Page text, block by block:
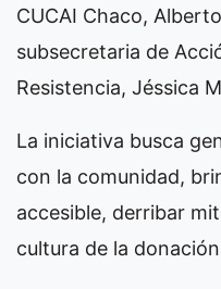
CUCAI Chaco,
subsecretaria de
Resistencia, Jéssica
La iniciativa busca
con la comunidad,
accesible, derribar
cultura de la